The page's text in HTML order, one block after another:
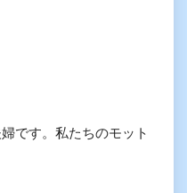
です。私たちのモット